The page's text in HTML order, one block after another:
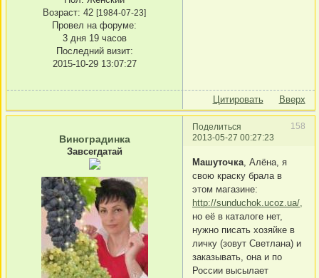
Возраст: 42 [1984-07-23]
Провел на форуме:
3 дня 19 часов
Последний визит:
2015-10-29 13:07:27
Цитировать Вверх
Поделиться
158
2013-05-27 00:27:23
Виноградинка
Завсегдатай
Машуточка, Алёна, я
свою краску брала в
этом магазине:
http://sunduchok.ucoz.ua/,
но её в каталоге нет,
нужно писать хозяйке в
личку (зовут Светлана) и
заказывать, она и по
России высылает